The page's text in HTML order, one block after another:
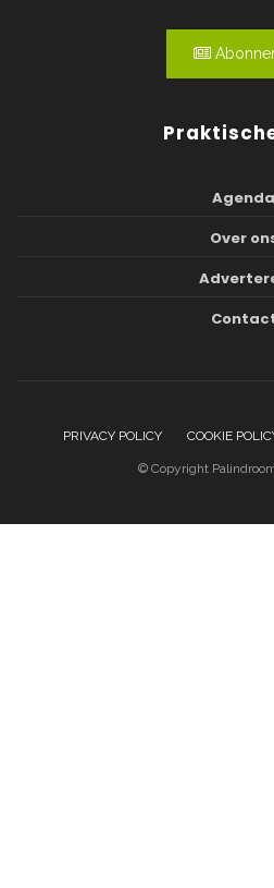
Agenda
Over
PRIVACY POLICY COOKIE
© Copyright